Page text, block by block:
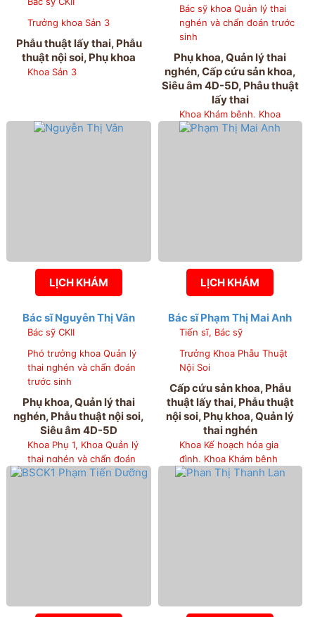
Trưởng khoa Sản 3
Phẫu thuật lấy thai, Phẫu
thuật nội soi, Phụ khoa
Khoa Sản 3
Bác sỹ khoa Quản lý thai
nghén và chẩn đoán trước
sinh
Phụ khoa, Quản lý thai
nghén, Cấp cứu sản khoa,
Siêu âm 4D-5D, Phẫu thuật
lấy thai
Khoa Khám bệnh, Khoa
Phẫu thuật nội soi, Khoa
LỊCH KHÁM
Bác sĩ Nguyễn Thị Vân
Bác sỹ CKII
Phó trưởng khoa Quản lý
thai nghén và chẩn đoán
trước sinh
Phụ khoa, Quản lý thai
nghén, Phẫu thuật nội soi,
Siêu âm 4D-5D
Khoa Phụ 1, Khoa Quản lý
thai nghén và chẩn đoán
trước sinh
LỊCH KHÁM
Bác sĩ Phạm Thị Mai Anh
Tiến sĩ, Bác sỹ
Trưởng Khoa Phẫu Thuật
Nội Soi
Cấp cứu sản khoa, Phẫu
thuật lấy thai, Phẫu thuật
nội soi, Phụ khoa, Quản lý
thai nghén
Khoa Kế hoạch hóa gia
đình, Khoa Khám bệnh